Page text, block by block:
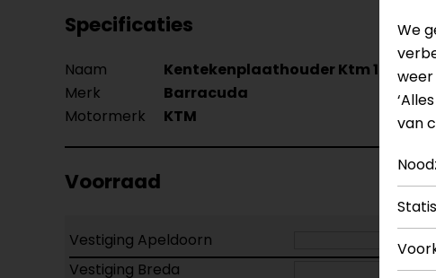
Specificaties
Naam Kentekenplaathouder Ktm 1290
Merk
Barracuda
Motormerk
KTM
Voorraad
Vestiging Apeldoorn
Vestiging Breda
We
van